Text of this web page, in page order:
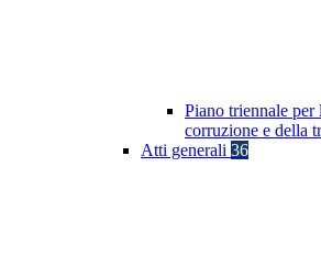
Piano triennale per
corruzione e della
Atti generali 36